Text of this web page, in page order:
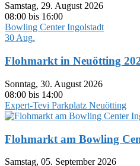
Samstag, 29. August 2026
08:00 bis 16:00
Bowling Center Ingolstadt
30Aug.
Flohmarkt in Neuötting
Sonntag, 30. August 2026
08:00 bis 14:00
Expert-Tevi Parkplatz Neuötting
Flohmarkt am Bowling
Samstag, 05. September 2026